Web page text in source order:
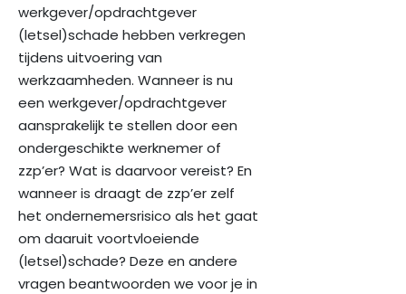
werkgever/opdrachtgever
(letsel)schade hebben verkregen
tijdens uitvoering van
werkzaamheden. Wanneer is nu
een werkgever/opdrachtgever
aansprakelijk te stellen door een
ondergeschikte werknemer of
zzp’er? Wat is daarvoor vereist? En
wanneer is draagt de zzp’er zelf
het ondernemersrisico als het gaat
om daaruit voortvloeiende
(letsel)schade? Deze en andere
vragen beantwoorden we voor je in